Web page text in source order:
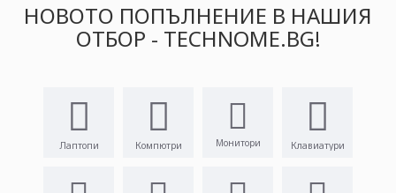
НОВОТО ПОПЪЛНЕНИЕ В НАШИЯ
ОТБОР - TECHNOME.BG!
Лаптопи Компютри Монитори Клавиатури